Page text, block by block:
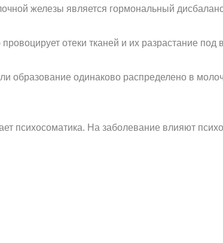
железы является гормональный
отеки тканей и их разрастание
образование одинаково распределено в
психосоматика. На заболевание влияют